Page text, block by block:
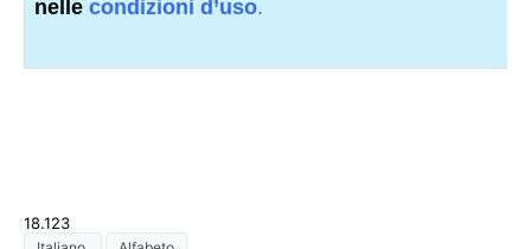
nelle condizioni d’uso.
18.123